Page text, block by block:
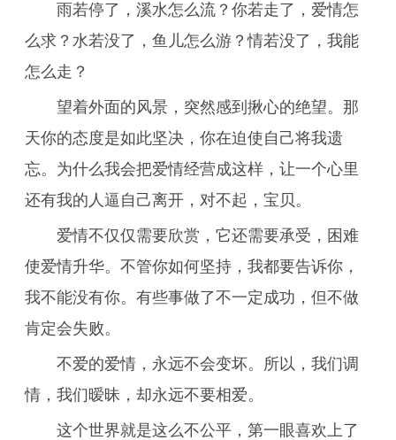
雨若停了，溪水怎么流？你若走了，爱情怎
么求？水若没了，鱼儿怎么游？情若没了，我能
怎么走？
望着外面的风景，突然感到揪心的绝望。那
天你的态度是如此坚决，你在迫使自己将我遗
忘。为什么我会把爱情经营成这样，让一个心里
还有我的人逼自己离开，对不起，宝贝。
爱情不仅仅需要欣赏，它还需要承受，困难
使爱情升华。不管你如何坚持，我都要告诉你，
我不能没有你。有些事做了不一定成功，但不做
肯定会失败。
不爱的爱情，永远不会变坏。所以，我们调
情，我们暧昧，却永远不要相爱。
这个世界就是这么不公平，第一眼喜欢上了